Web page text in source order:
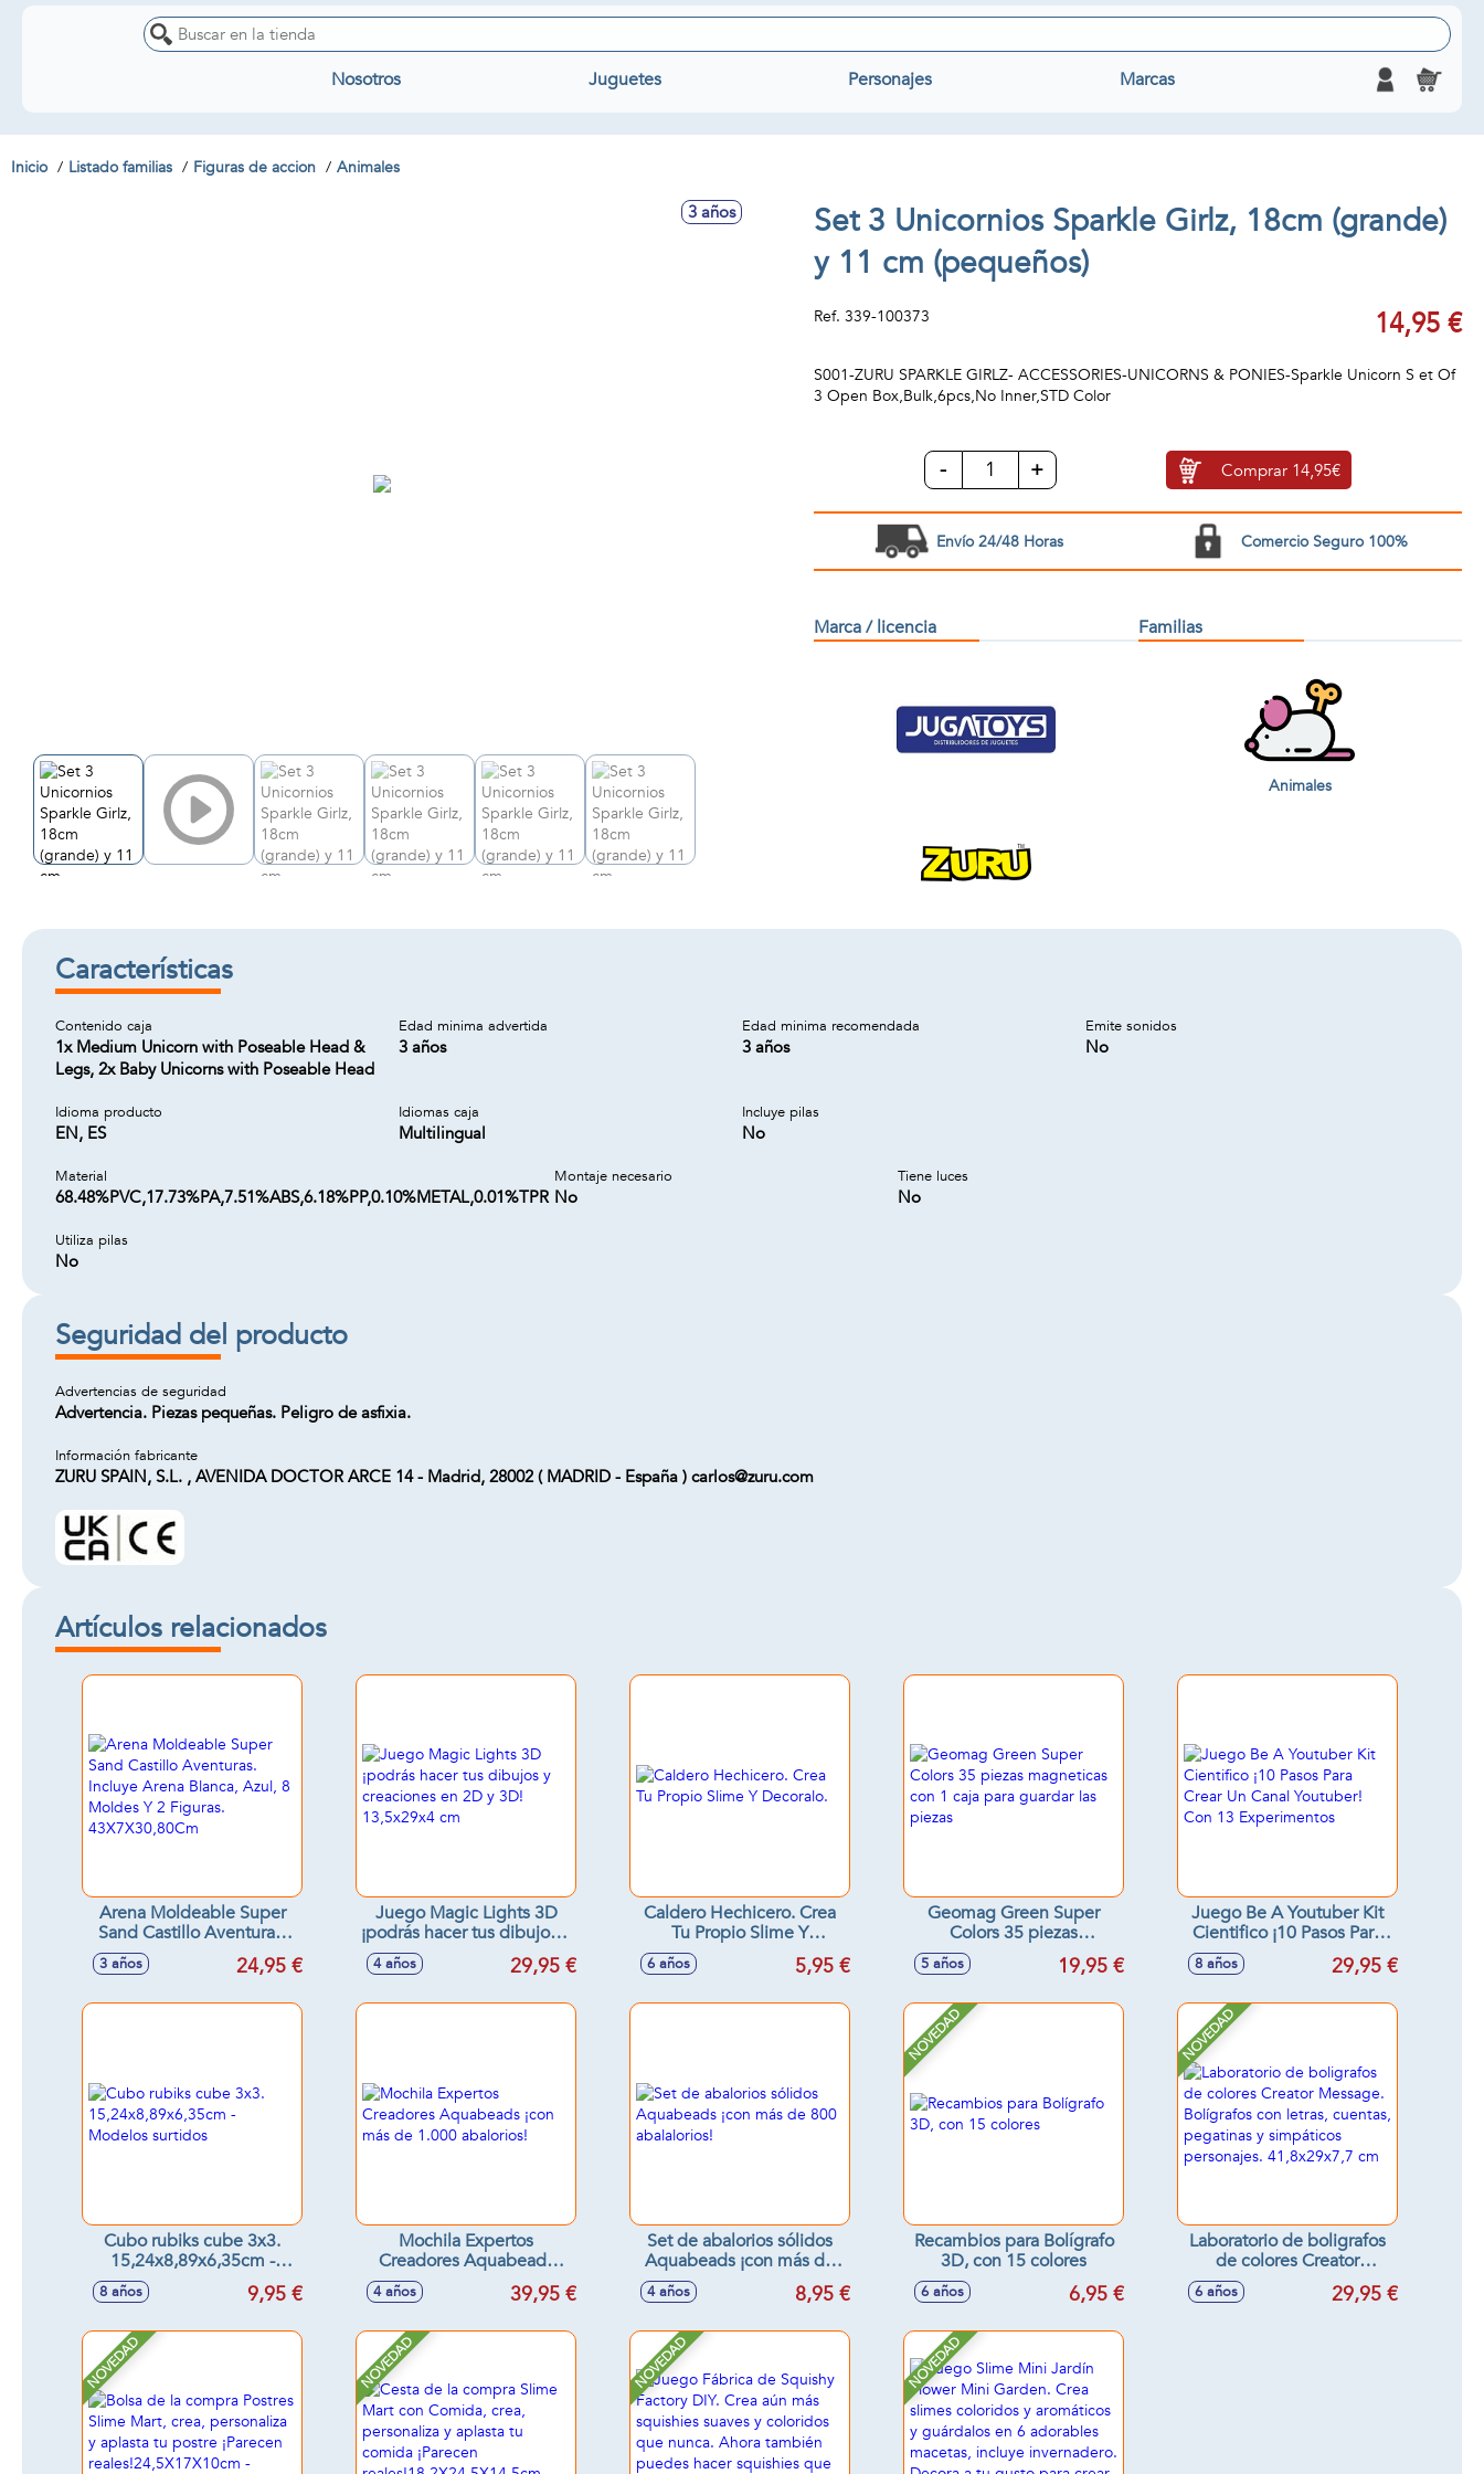
Nosotros Juguetes Personajes Marcas
Inicio Listado familias Figuras de accion Animales
3 años
Set 3 Unicornios Sparkle Girlz, 18cm (grande)
y 11 cm (pequeños)
Ref. 339-100373 14,95 €
S001-ZURU SPARKLE GIRLZ- ACCESSORIES-UNICORNS & PONIES-Sparkle Unicorn S et Of
3 Open Box,Bulk,6pcs,No Inner,STD Color
- + Comprar 14,95€
Envío 24/48 Horas Comercio Seguro 100%
Marca / licencia Familias
Animales
Características
Contenido caja
1x Medium Unicorn with Poseable Head &
Legs, 2x Baby Unicorns with Poseable Head
Edad minima advertida
3 años
Edad minima recomendada
3 años
Emite sonidos
No
Idioma producto
EN, ES
Idiomas caja
Multilingual
Incluye pilas
No
Material
68.48%PVC,17.73%PA,7.51%ABS,6.18%PP,0.10%METAL,0.01%TPR
Montaje necesario
No
Tiene luces
No
Utiliza pilas
No
Seguridad del producto
Advertencias de seguridad
Advertencia. Piezas pequeñas. Peligro de asfixia.
Información fabricante
ZURU SPAIN, S.L. , AVENIDA DOCTOR ARCE 14 - Madrid, 28002 ( MADRID - España ) carlos@zuru.com
Artículos relacionados
Arena Moldeable Super
Sand Castillo Aventuras.
Incluye Arena Blanca,
Azul, 8 Moldes Y 2
3 años 24,95 €
Juego Magic Lights 3D
¡podrás hacer tus dibujos y
creaciones en 2D y 3D!
13,5x29x4 cm
4 años 29,95 €
Caldero Hechicero. Crea
Tu Propio Slime Y
6 años 5,95 €
Geomag Green Super
Colors 35 piezas
magneticas con 1 caja
para guardar las piezas
5 años 19,95 €
Juego Be A Youtuber Kit
Cientifico ¡10 Pasos Para
Crear Un Canal Youtuber!
Con 13 Experimentos
8 años 29,95 €
Cubo rubiks cube 3x3.
15,24x8,89x6,35cm -
Modelos surtidos
8 años 9,95 €
Mochila Expertos
Creadores Aquabeads
¡con más de 1.000
4 años 39,95 €
Set de abalorios sólidos
Aquabeads ¡con más de
800 abalalorios!
4 años 8,95 €
NOVEDAD
Recambios para Bolígrafo
3D, con 15 colores
6 años 6,95 €
NOVEDAD
Laboratorio de boligrafos
de colores Creator
Message. Bolígrafos con
letras, cuentas, pegatinas
6 años 29,95 €
NOVEDAD NOVEDAD NOVEDAD NOVEDAD